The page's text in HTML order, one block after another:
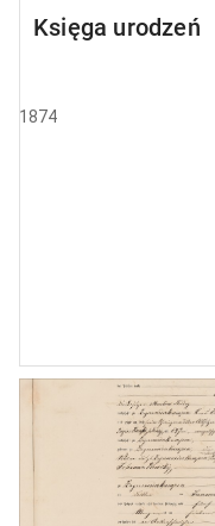
Księga urodzeń
1874